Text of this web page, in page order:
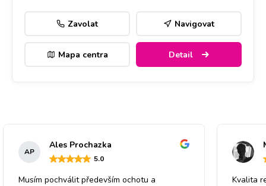
Zavolat Navigovat
Mapa centra Detail
AP
Ales Prochazka
5.0
Musím pochválit především ochotu a
Kvalita